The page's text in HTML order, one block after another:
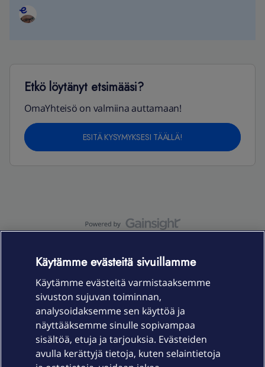
Etkö löytänyt etsimääsi?
OmaYhteisö on valmiina auttamaan!
ESITÄ KYSYMYKSESI TÄÄLLÄ!
Laitteet & liittymät
Palvelut
Käytämme evästeitä sivuillamme
Käytämme evästeitä varmistaaksemme
sivuston sujuvan toiminnan,
analysoidaksemme sen käyttöä ja
näyttääksemme sinulle sopivampaa
sisältöä, etuja ja tarjouksia. Evästeiden
avulla kerättyjä tietoja, kuten selaintietoja